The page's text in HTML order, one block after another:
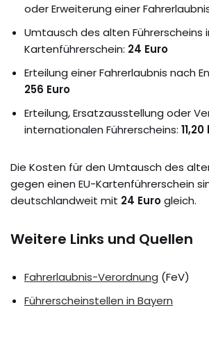
oder Erweiterung einer
Umtausch des alten Führerscheins
Kartenführerschein: 24 Euro
Erteilung einer Fahrerlaubnis nach
256 Euro
Erteilung, Ersatzausstellung oder
internationalen Führerscheins:
Die Kosten für den Umtausch des
gegen einen EU-Kartenführerschein
deutschlandweit mit 24 Eurogleich.
Weitere Links und Quellen
Fahrerlaubnis-Verordnung (FeV)
Führerscheinstellen in Bayern